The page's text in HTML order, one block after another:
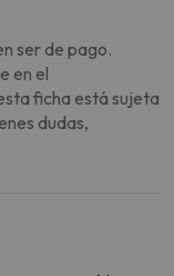
ser de pago.
en el
ficha está sujeta
dudas,